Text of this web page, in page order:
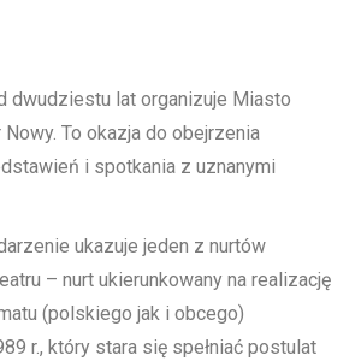
dwudziestu lat organizuje Miasto
To okazja do obejrzenia
i spotkania z uznanymi
ukazuje jeden z nurtów
– nurt ukierunkowany na realizację
(polskiego jak i obcego)
r., który stara się spełniać postulat